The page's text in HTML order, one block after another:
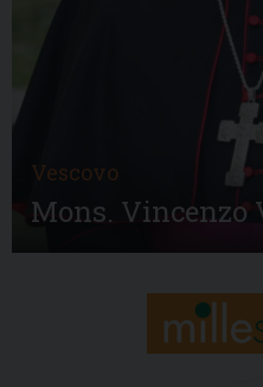
Vescovo
Mons. Vincenzo